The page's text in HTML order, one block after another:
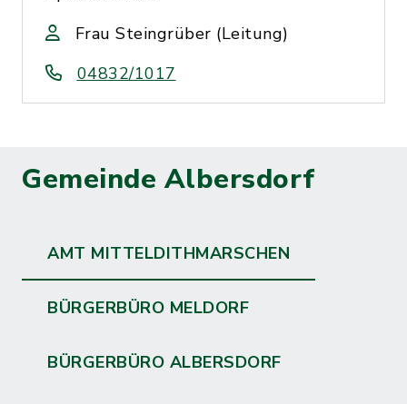
Frau Steingrüber (Leitung)
04832/1017
Gemeinde Albersdorf
AMT MITTELDITHMARSCHEN
BÜRGERBÜRO MELDORF
BÜRGERBÜRO ALBERSDORF